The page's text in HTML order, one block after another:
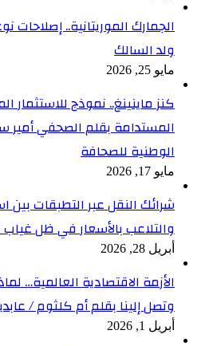
الجمارك الموريتانية.. إصلاحات
ولد السالك
مايو 25, 2026
كنز ماينينغ.. نموذج للاستثمار
المستدامة بقلم الصحفي أمير
الوطنية للصحافة
مايو 17, 2026
شرائك النقل عبر التطبقات
والتلاعب بالأسعار في ظل غياب
أبريل 28, 2026
الأزمة الاقتصادية العالمية…
وتصل إلينا بقلم أم كلثوم /
أبريل 1, 2026